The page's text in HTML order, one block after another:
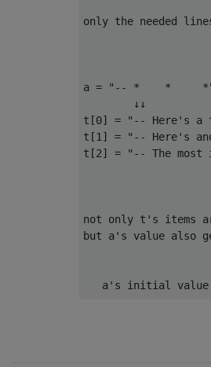
only the needed
a = "-- *    *     *"
↓↓
t[0] = "-- Here's
t[1] = "-- Here's
t[2] = "-- The most
not only t's items
but a's value also
a's initial